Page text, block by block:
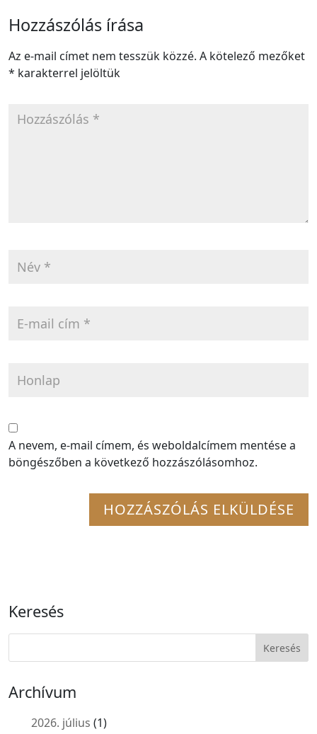
Hozzászólás írása
Az e-mail címet nem tesszük közzé. A kötelező mezőket
* karakterrel jelöltük
A nevem, e-mail címem, és weboldalcímem mentése a
böngészőben a következő hozzászólásomhoz.
Keresés
Archívum
2026. július (1)